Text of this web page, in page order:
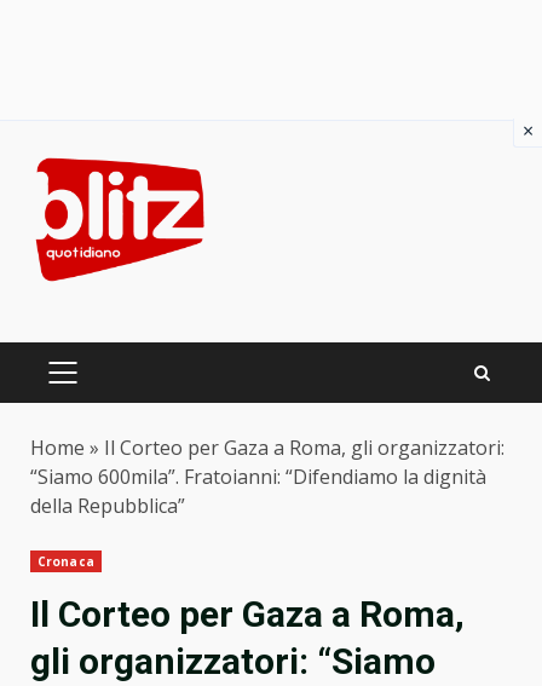
content
PRIMARY
Home » Il Corteo per Gaza a Roma, gli organizzatori:
“Siamo 600mila”. Fratoianni: “Difendiamo la dignità
della Repubblica”
Cronaca
Il Corteo per Gaza a Roma,
gli organizzatori: “Siamo
×